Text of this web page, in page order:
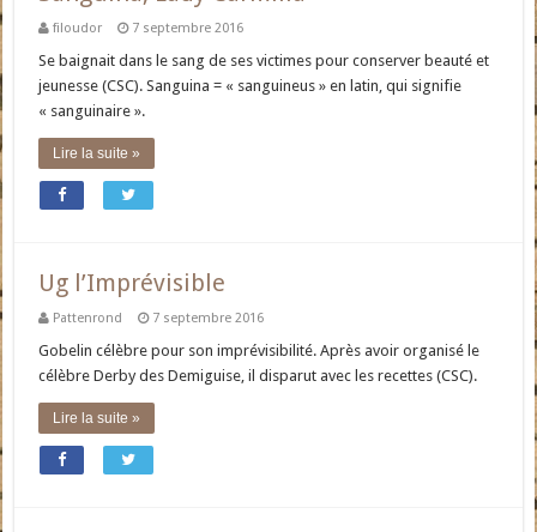
filoudor 7 septembre 2016
Se baignait dans le sang de ses victimes pour conserver beauté et
jeunesse (CSC). Sanguina = « sanguineus » en latin, qui signifie
« sanguinaire ».
Lire la suite »
Ug l’Imprévisible
Pattenrond 7 septembre 2016
Gobelin célèbre pour son imprévisibilité. Après avoir organisé le
célèbre Derby des Demiguise, il disparut avec les recettes (CSC).
Lire la suite »